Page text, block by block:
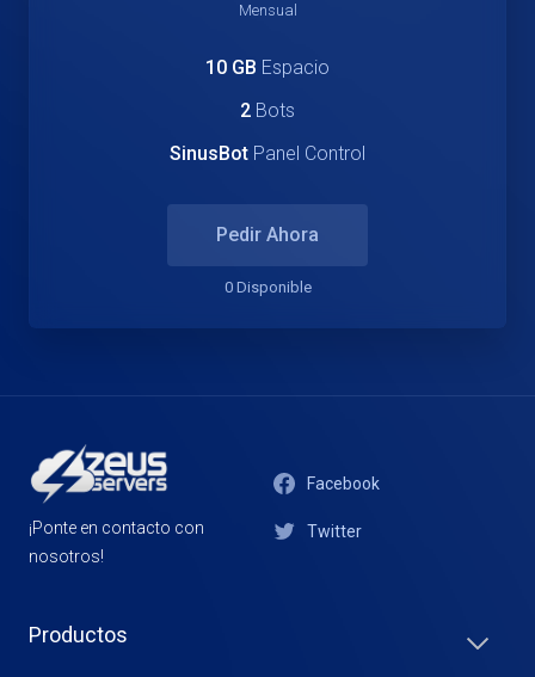
Mensual
10 GB Espacio
2 Bots
SinusBot Panel Control
Pedir Ahora
0 Disponible
¡Ponte en contacto con
nosotros!
Facebook
Twitter
Productos